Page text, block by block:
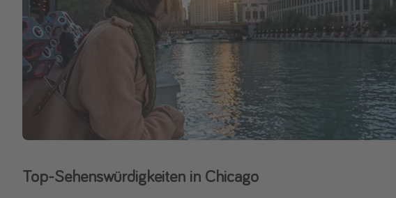
Top-Sehenswürdigkeiten in Chicago